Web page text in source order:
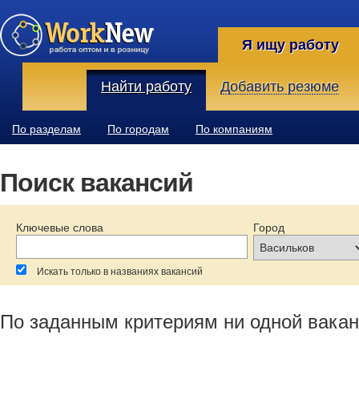
Я ищу работу
Найти работу Добавить резюме
По разделам По городам По компаниям
Поиск вакансий
Ключевые слова Город
Искать только в названиях вакансий
По заданным критериям ни одной